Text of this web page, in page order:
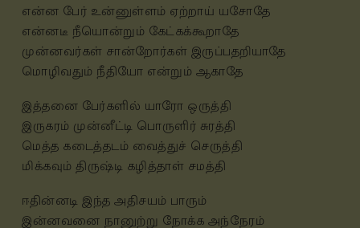
என்ன பேர் உன்னுள்ளம் ஏற்றாய் யசோதே
என்னடீ நீயொன்றும் கேட்கக்கூறாதே
முன்னவர்கள் சான்றோர்கள் இருப்பதறியாதே
மொழிவதும் நீதியோ என்றும் ஆகாதே
இத்தனை பேர்களில் யாரோ ஒருத்தி
இருகரம் முன்னீட்டி பொருளிர் சுரத்தி
மெத்த கடைத்தடம் வைத்துச் செருத்தி
மிக்கவும் திருஷ்டி கழித்தாள் சமத்தி
ஈதின்னடி இந்த அதிசயம் பாரும்
இன்னவனை நானுற்று நோக்க அந்நேரம்